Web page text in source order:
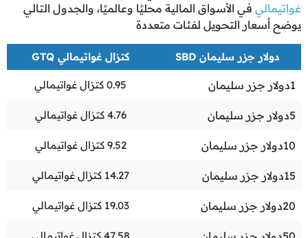
غواتيمالي في الأسواق المالية محليًا وعالميًا، والجدول التالي
يوضح أسعار التحويل لفئات متعددة
دولار جزر سليمان SBD كتزال غواتيمالي GTQ
1دولار جزر سليمان 0.95 كتزال غواتيمالي
5دولار جزر سليمان 4.76 كتزال غواتيمالي
10دولار جزر سليمان 9.52 كتزال غواتيمالي
15دولار جزر سليمان 14.27 كتزال غواتيمالي
20دولار جزر سليمان 19.03 كتزال غواتيمالي